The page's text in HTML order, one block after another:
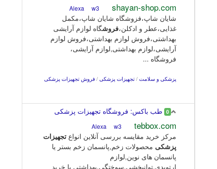
shayan-shop.com
w3
شایان شاپ،فزوشگاه شایان شاپ،مکمل
غذایی،عطر و ادکلن،فروشگاه لوازم آرایشی
بهداشتی،فروش لوازم بهداشتی،فروش لوازم
آرایشی،لوازم بهداشتی,لوازم آرایشی،
فروشگاه ...
پزشکی و سلامت / تجهیزات پزشکی / فروش تجهیزات پزشکی
0 طب باکس: فروشگاه تجهیزات پزشکی
tebbox.com
w3
مرکز خرید مقایسه بررسی آنلاین انواع تجهیزات
پزشکی محصولات زخم,پانسمان زخم بستر یا
پانسمان های نوین,لوازم
ارتوپدی,توانبخشی,سوختگی,بهداشتی با خرید